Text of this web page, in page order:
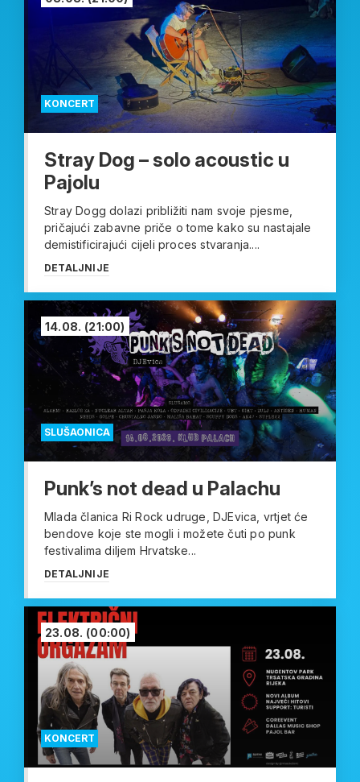
KONCERT
Stray Dog – solo acoustic u
Pajolu
Stray Dogg dolazi približiti nam svoje pjesme,
pričajući zabavne priče o tome kako su nastajale
demistificirajući cijeli proces stvaranja....
DETALJNIJE
SLUŠAONICA
14.08. (21:00)
Punk’s not dead u Palachu
Mlada članica Ri Rock udruge, DJEvica, vrtjet će
bendove koje ste mogli i možete čuti po punk
festivalima diljem Hrvatske...
DETALJNIJE
KONCERT
23.08. (00:00)